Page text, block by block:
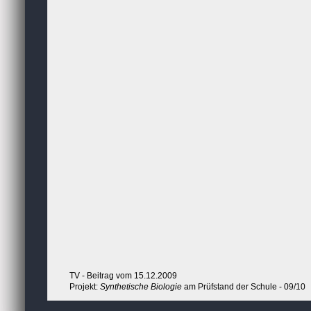
TV - Beitrag vom 15.12.2009
Projekt: Synthetische Biologie am Prüfstand der Schule - 09/10